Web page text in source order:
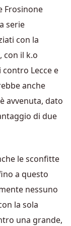
Frosinone
serie
con la
con il k.o
contro Lecce e
anche
avvenuta, dato
di due
le sconfitte
a questo
nessuno
la sola
una grande,